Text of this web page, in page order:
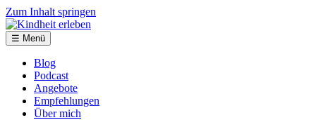
Zum Inhalt springen
☰ Menü
Blog
Podcast
Angebote
Empfehlungen
Über mich